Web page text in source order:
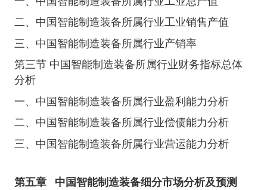
二、中国智能制造装备所属行业工业销售产值
三、中国智能制造装备所属行业产销率
第三节 中国智能制造装备所属行业财务指标总体
分析
一、中国智能制造装备所属行业盈利能力分析
二、中国智能制造装备所属行业偿债能力分析
三、中国智能制造装备所属行业营运能力分析
第五章 中国智能制造装备细分市场分析及预测